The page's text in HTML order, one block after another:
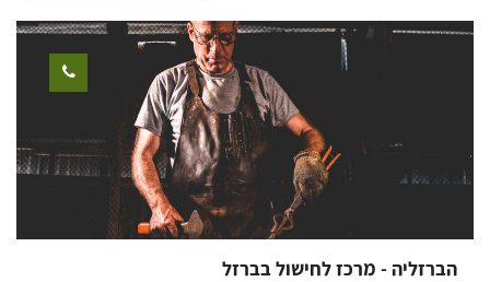
ids="30203,30201,30199,30197,30195,30193,30191,30189"
הברזליה - מרכז לחישול בברזל